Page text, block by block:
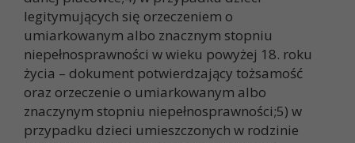
legitymujących się orzeczeniem o
umiarkowanym albo znacznym stopniu
niepełnosprawności w wieku powyżej 18. roku
życia – dokument potwierdzający tożsamość
oraz orzeczenie o umiarkowanym albo
znaczynym stopniu niepełnosprawności;5) w
przypadku dzieci umieszczonych w rodzinie